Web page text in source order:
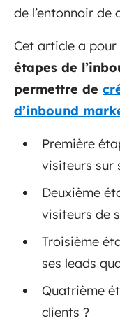
de l’entonnoir de
Cet article a pour
étapes de
permettre de
d’inbound
Première
visiteurs sur
Deuxième
visiteurs de
Troisième
ses leads
Quatrième
clients ?